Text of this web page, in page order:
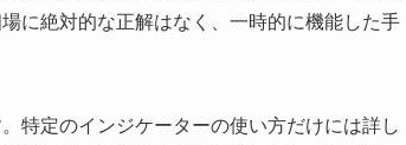
に絶対的な正解はなく、一時的に機能した手
特定のインジケーターの使い方だけには詳し